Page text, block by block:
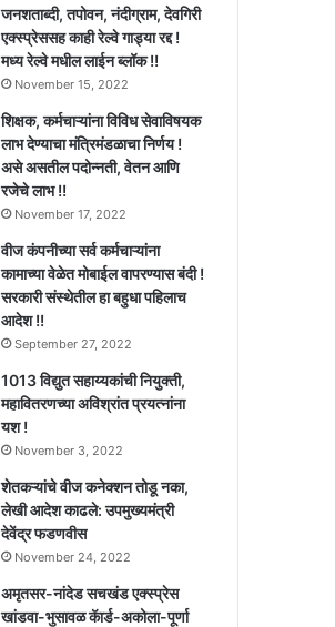
जनशताब्दी, तपोवन, नंदीग्राम, देवगिरी
एक्स्प्रेससह काही रेल्वे गाड्या रद्द !
मध्य रेल्वे मधील लाईन ब्लॉक !!
November 15, 2022
शिक्षक, कर्मचाऱ्यांना विविध सेवाविषयक
लाभ देण्याचा मंत्रिमंडळाचा निर्णय !
असे असतील पदोन्नती, वेतन आणि
रजेचे लाभ !!
November 17, 2022
वीज कंपनीच्या सर्व कर्मचाऱ्यांना
कामाच्या वेळेत मोबाईल वापरण्यास बंदी !
सरकारी संस्थेतील हा बहुधा पहिलाच
आदेश !!
September 27, 2022
1013 विद्युत सहाय्यकांची नियुक्ती,
महावितरणच्या अविश्रांत प्रयत्नांना
यश !
November 3, 2022
शेतकऱ्यांचे वीज कनेक्शन तोडू नका,
लेखी आदेश काढले: उपमुख्यमंत्री
देवेंद्र फडणवीस
November 24, 2022
अमृतसर-नांदेड सचखंड एक्स्प्रेस
खांडवा-भुसावळ कॅार्ड-अकोला-पूर्णा